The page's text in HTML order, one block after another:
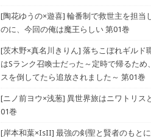
[陶花ゆうの×遊喜] 輪番制で救世主を担当
のに、今回の俺は魔王らしい 第01巻
[茨木野×真名川きりん] 落ちこぼれギルド
はSランク召喚士だった～定時で帰るため
スを倒してたら追放されました～ 第01巻
[ニノ前ヨウ×浅葱] 異世界旅はニワトリス
01巻
[岸本和葉×IsII] 最強の剣聖と賢者のもと